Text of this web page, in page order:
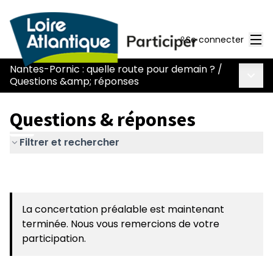
Se connecter
Nantes-Pornic : quelle route pour demain ? /
Questions &amp; réponses
Questions & réponses
Filtrer et rechercher
La concertation préalable est maintenant
terminée. Nous vous remercions de votre
participation.